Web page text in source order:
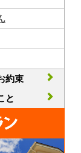
約束
と